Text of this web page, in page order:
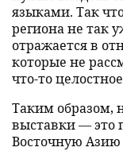
языками. Так
региона не так
отражается в
которые не
что-то
Таким образом,
выставки — это
Восточную Азию